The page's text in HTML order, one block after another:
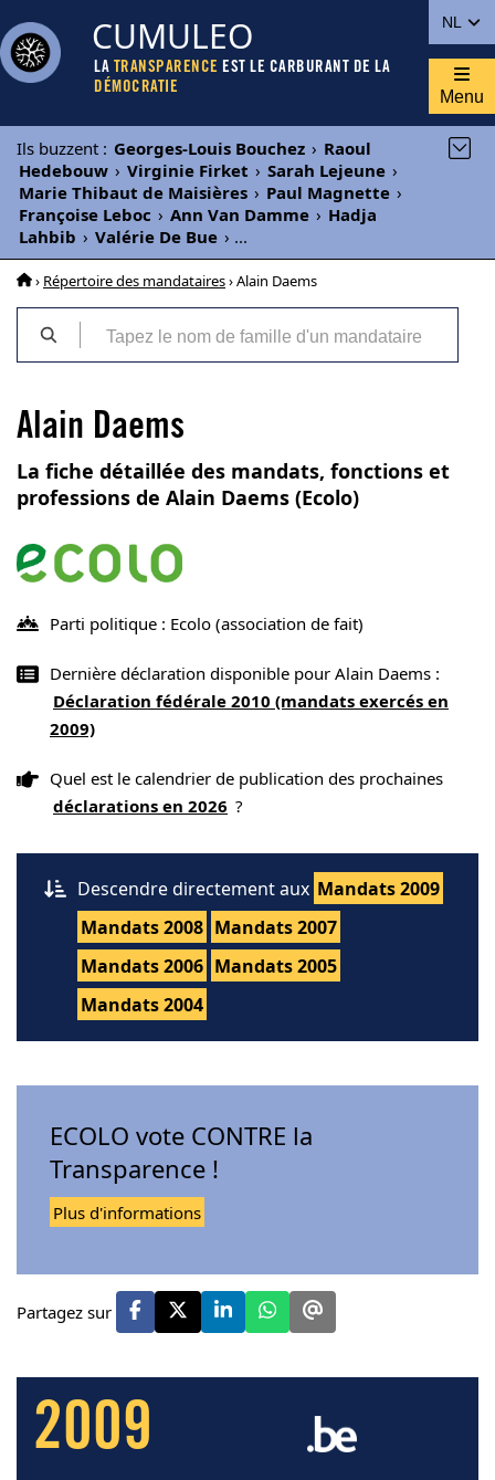
NL
CUMULEO
LA TRANSPARENCE EST LE CARBURANT DE LA
DÉMOCRATIE
Menu
Ils buzzent : Georges-Louis Bouchez › Raoul
Hedebouw › Virginie Firket › Sarah Lejeune ›
Marie Thibaut de Maisières › Paul Magnette ›
Françoise Leboc › Ann Van Damme › Hadja
Lahbib › Valérie De Bue › ...
› Répertoire des mandataires› Alain Daems
Alain Daems
La fiche détaillée des mandats, fonctions et
professions de Alain Daems (Ecolo)
Parti politique : Ecolo (association de fait)
Dernière déclaration disponible pour Alain Daems :
Déclaration fédérale 2010 (mandats exercés en
2009)
Quel est le calendrier de publication des prochaines
déclarations en 2026 ?
Descendre directement aux Mandats 2009
Mandats 2008 Mandats 2007
Mandats 2006 Mandats 2005
Mandats 2004
ECOLO vote CONTRE la
Transparence !
Plus d'informations
Partagez sur
2009